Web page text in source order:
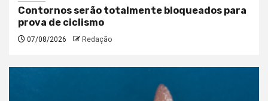
Contornos serão totalmente bloqueados para
prova de ciclismo
07/08/2026 Redação